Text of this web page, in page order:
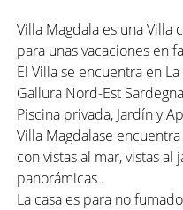
Villa Magdala es una Villa
para unas vacaciones en
El Villa se encuentra en
Gallura Nord-Est
Piscina privada, Jardín y
Villa Magdalase
con vistas al mar, vistas al
panorámicas .
La casa es para no